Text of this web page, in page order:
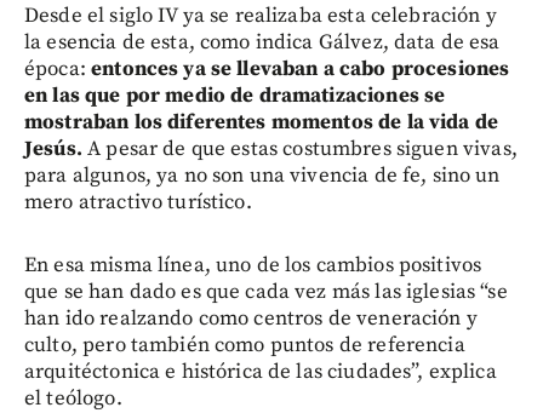
Desde el siglo IV ya se realizaba esta celebración y
la esencia de esta, como indica Gálvez, data de esa
época:entonces ya se llevaban a cabo procesiones
en las que por medio de dramatizaciones se
mostraban los diferentes momentos de la vida de
Jesús. A pesar de que estas costumbres siguen vivas,
para algunos, ya no son una vivencia de fe, sino un
mero atractivo turístico.
En esa misma línea, uno de los cambios positivos
que se han dado es que cada vez más las iglesias “se
han ido realzando como centros de veneración y
culto, pero también como puntos de referencia
arquitéctonica e histórica de las ciudades”, explica
el teólogo.